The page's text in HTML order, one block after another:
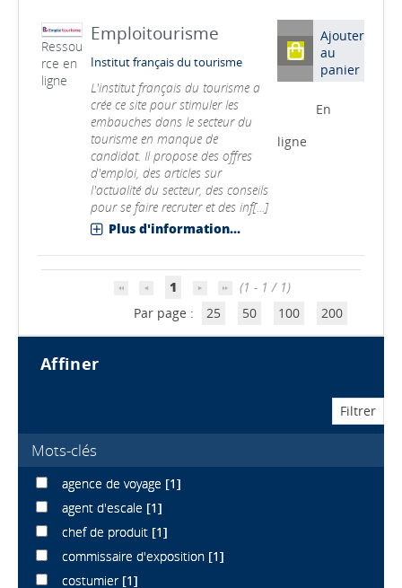
Ressou
rce en
ligne
Emploitourisme
Institut français du tourisme
L'institut français du tourisme a
crée ce site pour stimuler les
embauches dans le secteur du
tourisme en manque de
candidat. Il propose des offres
d'emploi, des articles sur
l'actualité du secteur, des conseils
pour se faire recruter et des inf[...]
Plus d'information...
Ajouter
au
panier
En
ligne
1
(1 - 1 / 1)
Par page :
25 50 100 200
affiner
Mots-clés
agence de voyage [1]
agent d'escale [1]
chef de produit [1]
commissaire d'exposition [1]
costumier [1]